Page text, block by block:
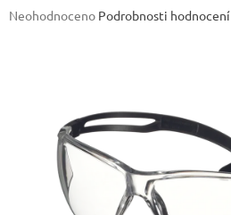
Průměrné
hvězdiček.
Neohodnoceno Podrobnosti hodnocení